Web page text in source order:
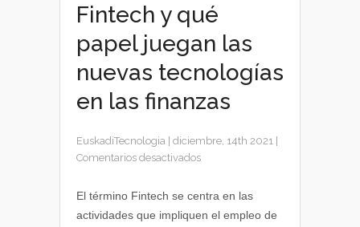
Fintech y qué
papel juegan las
nuevas tecnologías
en las finanzas
EuskadiTecnologia diciembre, 14th 2021
Comentarios desactivadosen
son
El término Fintech se centra en las
actividades que impliquen el empleo de